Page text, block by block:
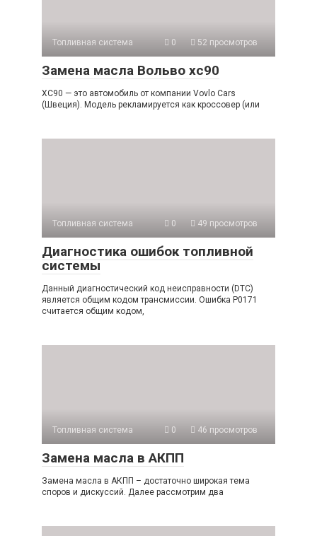
Топливная система 0 52 просмотров
Замена масла Вольво хс90
XC90 — это автомобиль от компании Vovlo Cars
(Швеция). Модель рекламируется как кроссовер (или
Топливная система 0 49 просмотров
Диагностика ошибок топливной
системы
Данный диагностический код неисправности (DTC)
является общим кодом трансмиссии. Ошибка P0171
считается общим кодом,
Топливная система 0 46 просмотров
Замена масла в АКПП
Замена масла в АКПП – достаточно широкая тема
споров и дискуссий. Далее рассмотрим два